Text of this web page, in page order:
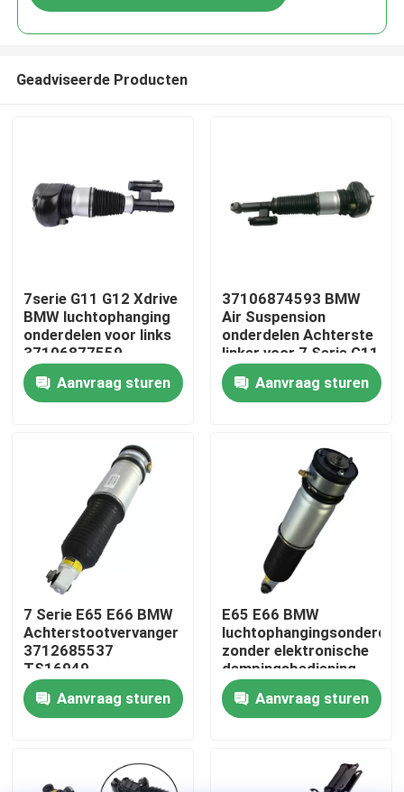
Producten
Video's
Fabriekstocht
Kwaliteitscontrole
Neem contact met ons op
Nieuws
Autoverhangingssysteem
Geadviseerde Producten
7serie G11 G12 Xdrive
BMW luchtophanging
onderdelen voor links
37106877559
Aanvraag sturen
37106874593 BMW
Air Suspension
onderdelen Achterste
linker voor 7 Serie G11
G11 Xdrive
Aanvraag sturen
7 Serie E65 E66 BMW
Achterstootvervanger
3712685537
TS16949
Gecertificeerd
Aanvraag sturen
E65 E66 BMW
zonder elektronische
dempingsbediening
37126785538
Aanvraag sturen